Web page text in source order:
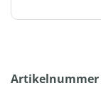
Artikelnummer